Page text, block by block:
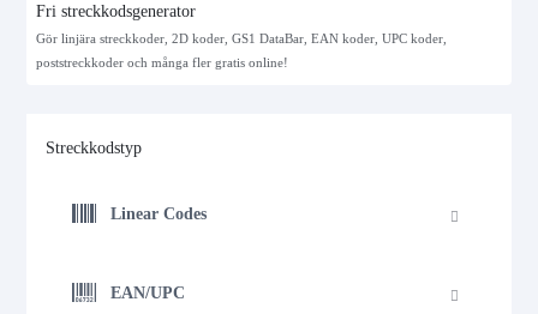
Fri streckkodsgenerator
Gör linjära streckkoder, 2D koder, GS1 DataBar, EAN koder, UPC koder,
poststreckkoder och många fler gratis online!
Streckkodstyp
Linear Codes
EAN/UPC